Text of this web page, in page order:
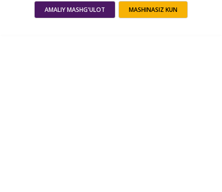
AMALIY MASHG'ULOT MASHINASIZ KUN